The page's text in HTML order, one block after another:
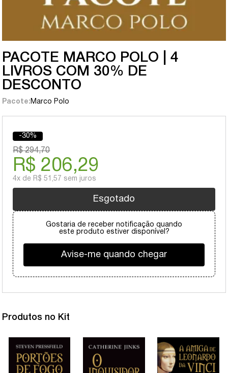
PACOTE MARCO POLO | 4
LIVROS COM 30% DE
DESCONTO
Pacote: Marco Polo
-30%
R$ 294,70
R$ 206,29
4x de R$ 51,57 sem juros
Esgotado
Gostaria de receber notificação quando
este produto estiver disponível?
Avise-me quando chegar
Produtos no Kit